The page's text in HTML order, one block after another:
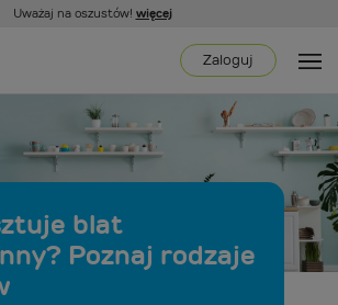
Uważaj na oszustów! więcej
Zaloguj
blat
Poznaj rodzaje